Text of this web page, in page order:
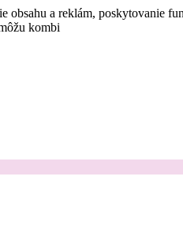
obsahu a reklám, poskytovanie
kombi